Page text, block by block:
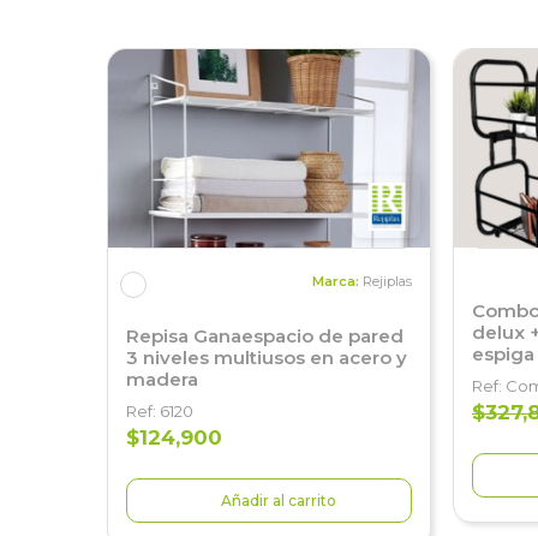
Marca: Rejiplas
Repisa Ganaespacio de pared
3 niveles multiusos en acero y
madera
Ref: 6120
$124,900
Añadir al carrito
delux
Ref: